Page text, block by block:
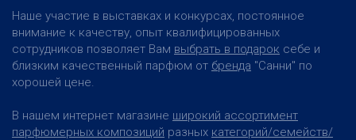
Наше участие в выставках и конкурсах, постоянное
внимание к качеству, опыт квалифицированных
сотрудников позволяет Вам выбрать в подарок себе и
близким качественный парфюм от бренда "Санни" по
хорошей цене.
В нашем интернет магазине широкий ассортимент
парфюмерных композиций разных категорий/семейств/